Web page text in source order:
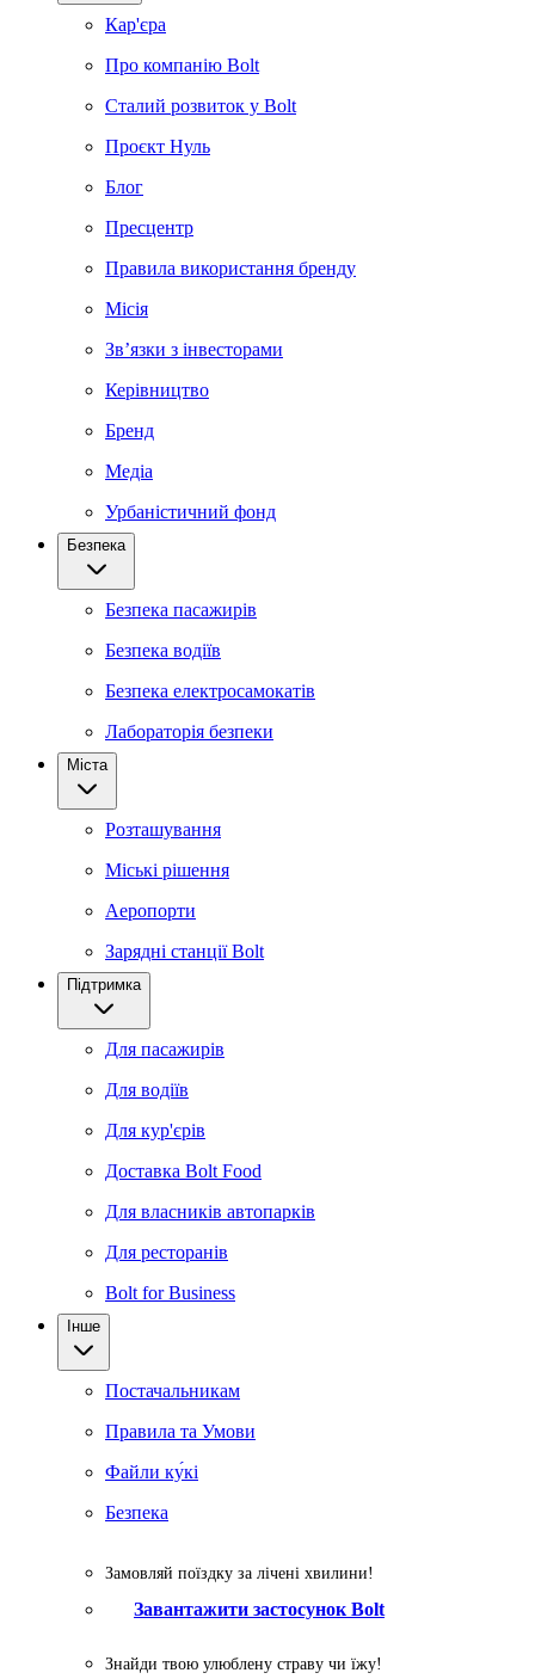
Кар'єра
Про компанію Bolt
Сталий розвиток у Bolt
Проєкт Нуль
Блог
Пресцентр
Правила використання бренду
Місія
Зв’язки з інвесторами
Керівництво
Бренд
Медіа
Урбаністичний фонд
Безпека
Безпека пасажирів
Безпека водіїв
Безпека електросамокатів
Лабораторія безпеки
Міста
Розташування
Міські рішення
Аеропорти
Зарядні станції Bolt
Підтримка
Для пасажирів
Для водіїв
Для кур'єрів
Доставка Bolt Food
Для власників автопарків
Для ресторанів
Bolt for Business
Інше
Постачальникам
Правила та Умови
Файли ку́кі
Безпека
Замовляй поїздку за лічені хвилини!
Завантажити застосунок Bolt
Знайди твою улюблену страву чи їжу!